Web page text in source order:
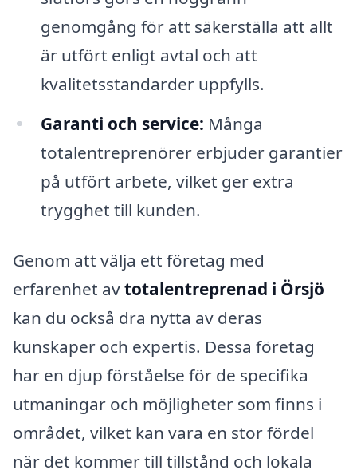
genomgång för att säkerställa att allt
är utfört enligt avtal och att
kvalitetsstandarder uppfylls.
Garanti och service: Många
totalentreprenörer erbjuder garantier
på utfört arbete, vilket ger extra
trygghet till kunden.
Genom att välja ett företag med
erfarenhet avtotalentreprenad i Örsjö
kan du också dra nytta av deras
kunskaper och expertis. Dessa företag
har en djup förståelse för de specifika
utmaningar och möjligheter som finns i
området, vilket kan vara en stor fördel
när det kommer till tillstånd och lokala